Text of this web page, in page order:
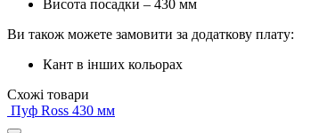
Висота посадки – 430 мм
Ви також можете замовити за додаткову плату:
Кант в інших кольорах
Схожі товари
Пуф Ross 430 мм